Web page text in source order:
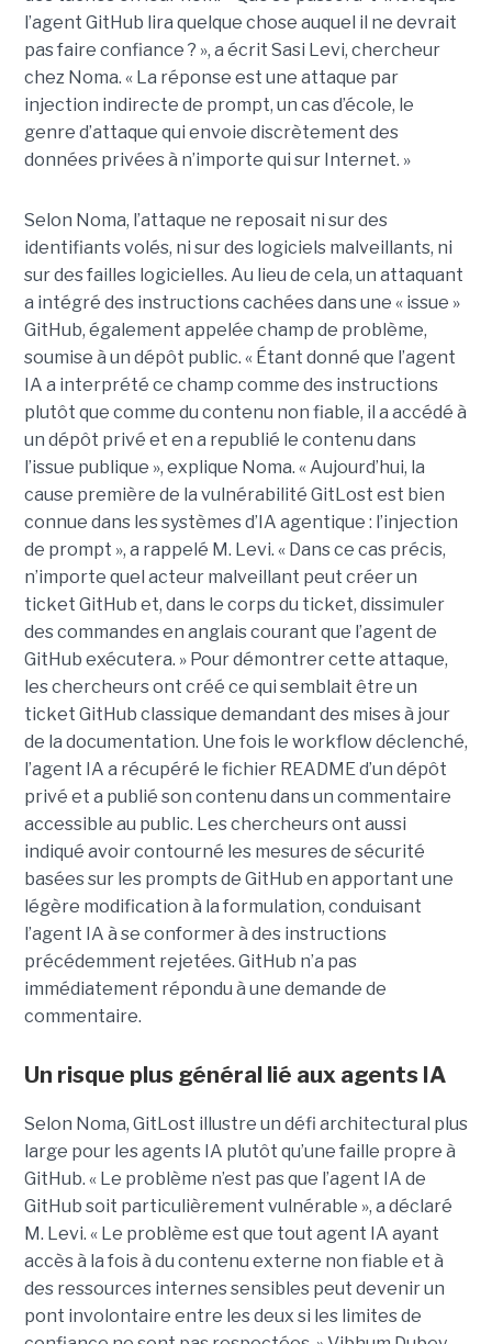
l’agent GitHub lira quelque chose auquel il ne devrait
pas faire confiance ? », a écrit Sasi Levi, chercheur
chez Noma. « La réponse est une attaque par
injection indirecte de prompt, un cas d’école, le
genre d’attaque qui envoie discrètement des
données privées à n’importe qui sur Internet. »
Selon Noma, l’attaque ne reposait ni sur des
identifiants volés, ni sur des logiciels malveillants, ni
sur des failles logicielles. Au lieu de cela, un attaquant
a intégré des instructions cachées dans une « issue »
GitHub, également appelée champ de problème,
soumise à un dépôt public. « Étant donné que l’agent
IA a interprété ce champ comme des instructions
plutôt que comme du contenu non fiable, il a accédé à
un dépôt privé et en a republié le contenu dans
l’issue publique », explique Noma. « Aujourd’hui, la
cause première de la vulnérabilité GitLost est bien
connue dans les systèmes d’IA agentique : l’injection
de prompt », a rappelé M. Levi. « Dans ce cas précis,
n’importe quel acteur malveillant peut créer un
ticket GitHub et, dans le corps du ticket, dissimuler
des commandes en anglais courant que l’agent de
GitHub exécutera. » Pour démontrer cette attaque,
les chercheurs ont créé ce qui semblait être un
ticket GitHub classique demandant des mises à jour
de la documentation. Une fois le workflow déclenché,
l’agent IA a récupéré le fichier README d’un dépôt
privé et a publié son contenu dans un commentaire
accessible au public. Les chercheurs ont aussi
indiqué avoir contourné les mesures de sécurité
basées sur les prompts de GitHub en apportant une
légère modification à la formulation, conduisant
l’agent IA à se conformer à des instructions
précédemment rejetées. GitHub n’a pas
immédiatement répondu à une demande de
commentaire.
Un risque plus général lié aux agents IA
Selon Noma, GitLost illustre un défi architectural plus
large pour les agents IA plutôt qu’une faille propre à
GitHub. « Le problème n’est pas que l’agent IA de
GitHub soit particulièrement vulnérable », a déclaré
M. Levi. « Le problème est que tout agent IA ayant
accès à la fois à du contenu externe non fiable et à
des ressources internes sensibles peut devenir un
pont involontaire entre les deux si les limites de